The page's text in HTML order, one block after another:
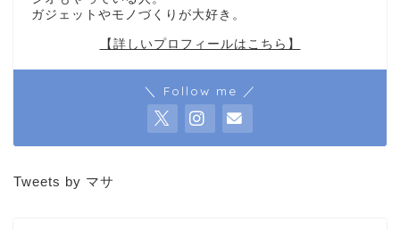
ガジェットやモノづくりが大好き。
【詳しいプロフィールはこちら】
＼ Follow me ／
Tweets by マサ